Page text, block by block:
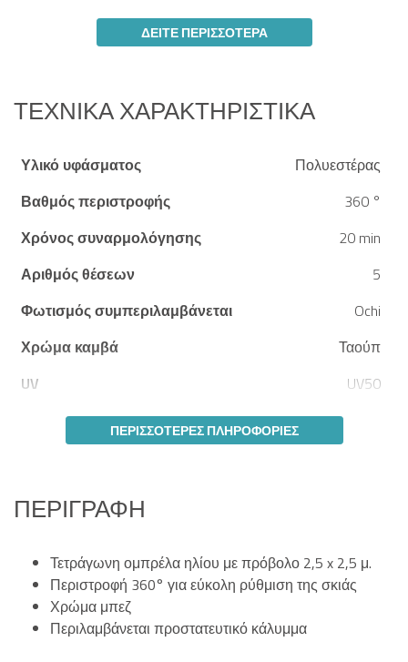
υπεριώδη ακτινοβολία,
Περιστροφή 360° και
Περιλαμβάνονται
μαξιλαράκια βάρους και
προστατευτικό κάλυμμα
Θύμα της δικής του επιτυχίας!
ΔΕΊΤΕ ΠΕΡΙΣΣΌΤΕΡΑ
ΤΕΧΝΙΚΆ ΧΑΡΑΚΤΗΡΙΣΤΙΚΆ
Υλικό υφάσματος
Πολυεστέρας
Βαθμός περιστροφής
360 °
Χρόνος συναρμολόγησης
20 min
Αριθμός θέσεων
5
Φωτισμός συμπεριλαμβάνεται
Ochi
Χρώμα καμβά
Ταούπ
UV
UV50
ΠΕΡΙΣΣΌΤΕΡΕΣ ΠΛΗΡΟΦΟΡΊΕΣ
ΠΕΡΙΓΡΑΦΉ
Τετράγωνη ομπρέλα ηλίου με πρόβολο 2,5 x 2,5 μ.
Περιστροφή 360° για εύκολη ρύθμιση της σκιάς
Χρώμα μπεζ
Περιλαμβάνεται προστατευτικό κάλυμμα